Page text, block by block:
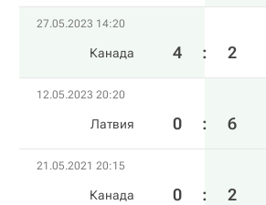
27.05.2023 14:20
Канада 4 : 2
12.05.2023 20:20
Латвия 0 : 6
21.05.2021 20:15
Канада 0 : 2